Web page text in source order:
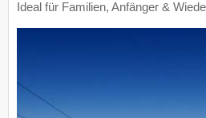
Ideal für Familien, Anfänger &